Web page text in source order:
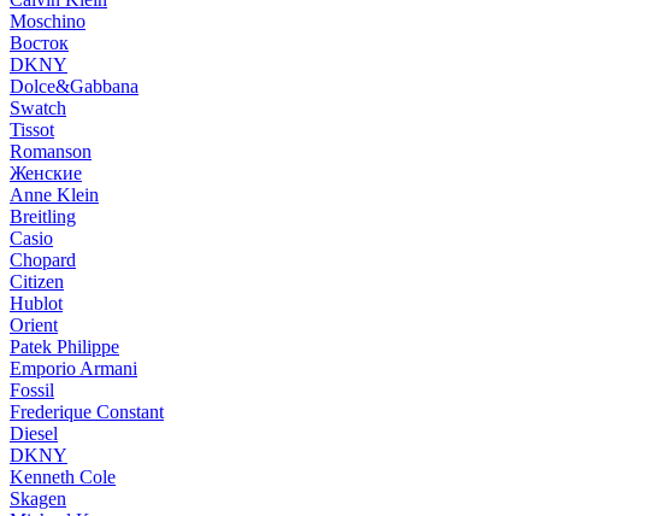
Moschino
Восток
DKNY
Dolce&Gabbana
Swatch
Tissot
Romanson
Женские
Anne Klein
Breitling
Casio
Chopard
Citizen
Hublot
Orient
Patek Philippe
Emporio Armani
Fossil
Frederique Constant
Diesel
DKNY
Kenneth Cole
Skagen